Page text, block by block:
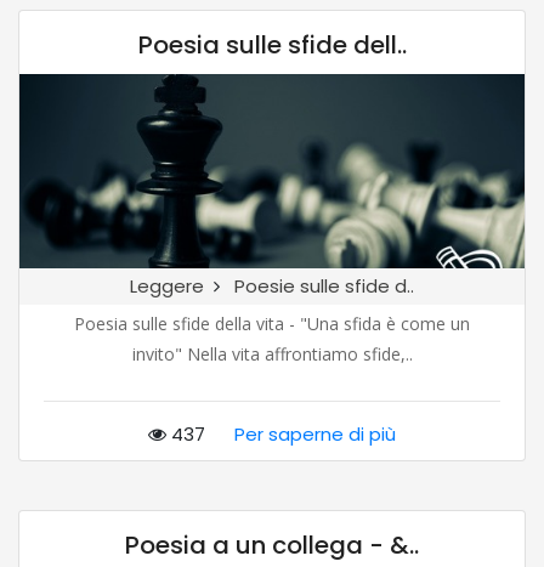
Poesia sulle sfide dell..
Leggere Poesie sulle sfide d..
Poesia sulle sfide della vita - "Una sfida è come un
invito" Nella vita affrontiamo sfide,..
437 Per saperne di più
Poesia a un collega - &..